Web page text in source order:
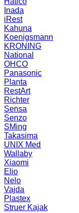
Inada
iRest
Kahuna
Koenigsmann
KRONING
National
OHCO
Panasonic
Planta
RestArt
Richter
Sensa
Senzo
SMing
Takasima
UNIX Med
Wallaby
Xiaomi
Elio
Nelo
Vajda
Plastex
Struer Kajak